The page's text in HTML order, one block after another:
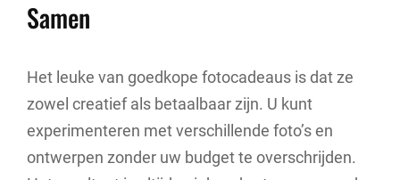
Samen
Het leuke van goedkope fotocadeaus is dat ze
zowel creatief als betaalbaar zijn. U kunt
experimenteren met verschillende foto’s en
ontwerpen zonder uw budget te overschrijden.